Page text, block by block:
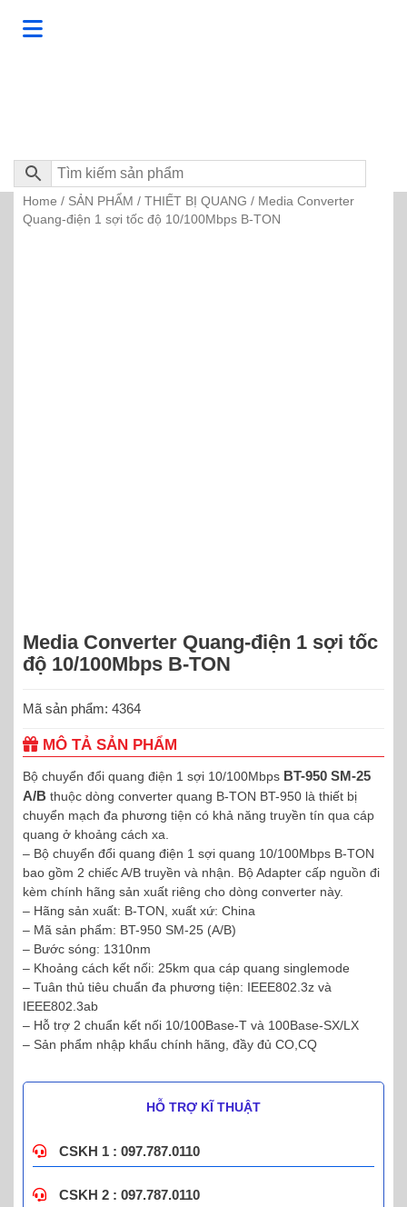
Home / SẢN PHẨM / THIẾT BỊ QUANG / Media Converter
Quang-điện 1 sợi tốc độ 10/100Mbps B-TON
Media Converter Quang-điện 1 sợi tốc
độ 10/100Mbps B-TON
Mã sản phẩm: 4364
MÔ TẢ SẢN PHẨM
Bộ chuyển đổi quang điện 1 sợi 10/100Mbps BT-950 SM-25
A/B thuộc dòng converter quang B-TON BT-950 là thiết bị
chuyển mạch đa phương tiện có khả năng truyền tín qua cáp
quang ở khoảng cách xa.
– Bộ chuyển đổi quang điện 1 sợi quang 10/100Mbps B-TON
bao gồm 2 chiếc A/B truyền và nhận. Bộ Adapter cấp nguồn đi
kèm chính hãng sản xuất riêng cho dòng converter này.
– Hãng sản xuất: B-TON, xuất xứ: China
– Mã sản phẩm: BT-950 SM-25 (A/B)
– Bước sóng: 1310nm
– Khoảng cách kết nối: 25km qua cáp quang singlemode
– Tuân thủ tiêu chuẩn đa phương tiện: IEEE802.3z và
IEEE802.3ab
– Hỗ trợ 2 chuẩn kết nối 10/100Base-T và 100Base-SX/LX
– Sản phẩm nhập khẩu chính hãng, đầy đủ CO,CQ
HỖ TRỢ KĨ THUẬT
CSKH 1 : 097.787.0110
CSKH 2 : 097.787.0110